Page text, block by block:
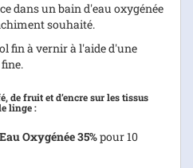
dans un bain d'eau oxygénée
souhaité.
fin à vernir à l'aide d'une
de fruit et d’encre sur les tissus
linge :
Eau Oxygénée 35%pour 10